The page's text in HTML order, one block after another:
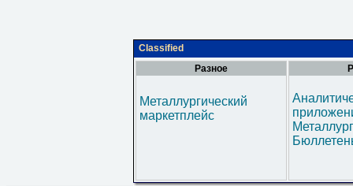
Classified
Разное
Металлургический
маркетплейс